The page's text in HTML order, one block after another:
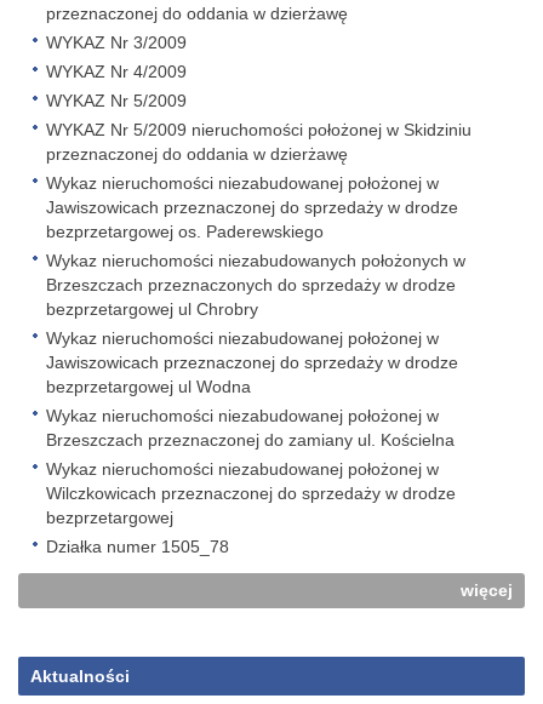
przeznaczonej do oddania w dzierżawę
WYKAZ Nr 3/2009
WYKAZ Nr 4/2009
WYKAZ Nr 5/2009
WYKAZ Nr 5/2009 nieruchomości położonej w Skidziniu
przeznaczonej do oddania w dzierżawę
Wykaz nieruchomości niezabudowanej położonej w
Jawiszowicach przeznaczonej do sprzedaży w drodze
bezprzetargowej os. Paderewskiego
Wykaz nieruchomości niezabudowanych położonych w
Brzeszczach przeznaczonych do sprzedaży w drodze
bezprzetargowej ul Chrobry
Wykaz nieruchomości niezabudowanej położonej w
Jawiszowicach przeznaczonej do sprzedaży w drodze
bezprzetargowej ul Wodna
Wykaz nieruchomości niezabudowanej położonej w
Brzeszczach przeznaczonej do zamiany ul. Kościelna
Wykaz nieruchomości niezabudowanej położonej w
Wilczkowicach przeznaczonej do sprzedaży w drodze
bezprzetargowej
Działka numer 1505_78
więcej
Aktualności